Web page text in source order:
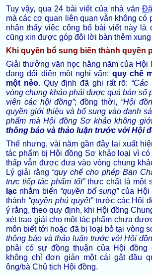
Tuy vậy, qua 24 bài viết của nhà văn
mà các cơ quan liên quan vẫn không có
nhận thấy việc công bố bài viết này là
cũng xin được góp đôi lời bàn thêm
Khi quyền bổ sung biến thành quyền
Giải thưởng văn học hằng năm của Hội
đang đối diện một nghi vấn: quy chế
một nẻo. Quy định đã ghi rất rõ:
vòng chung khảo phải được quá bán số
viên các hội đồng”; đồng thời, “Hội
quyền giới thiệu và bổ sung vào danh
phẩm mà Hội đồng Sơ khảo không
thông báo và thảo luận trước với Hội
Thế nhưng, vài năm gần đây lại xuất
tác phẩm bị Hội đồng Sơ khảo loại vì có
thấp vẫn được đưa vào vòng chung
Lý giải rằng “quy chế cho phép Ban
trực tiếp tác phẩm tốt”thực chất là một
lạc nhằm biến “quyền bổ sung”của Hội
thành “quyền phủ quyết”trước các Hội
ý rằng, theo quy định, khi Hội đồng
xét trao giải cho một tác phẩm chưa
môn biết tới hoặc đã bị loại bỏ tại vòng
thông báo và thảo luận trước với Hội
phải có sự đồng thuận của Hội đồng
không chỉ đơn giản một cái gật đầu
ông/bà Chủ tịch Hội đồng.